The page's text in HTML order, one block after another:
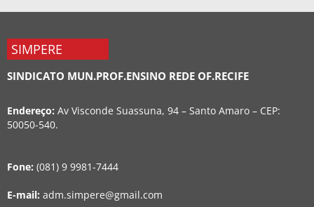
SIMPERE
SINDICATO MUN.PROF.ENSINO REDE OF.RECIFE
Endereço: Av Visconde Suassuna, 94 – Santo Amaro – CEP:
50050-540.
Fone: (081) 9 9981-7444
E-mail: adm.simpere@gmail.com